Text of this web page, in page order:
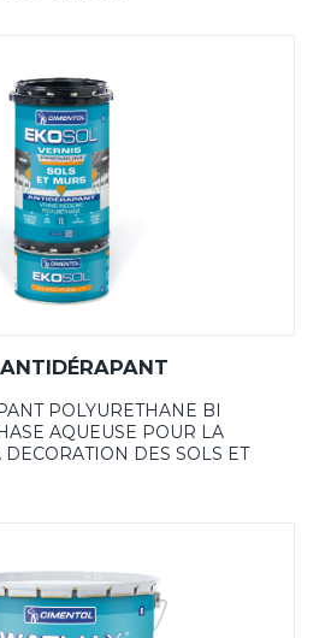
POLYURETHANE BI
AQUEUSE POUR LA
DECORATION DES SOLS ET